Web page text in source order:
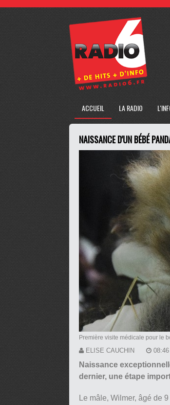
ACCUEIL LA RADIO
NAISSANCE D'UN BÉBÉ
Première visite médicale pour le
ELISE CAUCHIN
Naissance
dernier, une étape
Le mâle, Wilmer, âgé de